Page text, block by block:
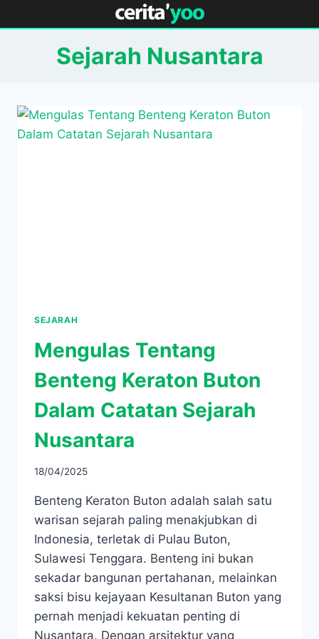
to
Sejarah Nusantara
SEJARAH
Mengulas Tentang
Benteng Keraton Buton
Dalam Catatan Sejarah
Nusantara
18/04/2025
Benteng Keraton Buton adalah salah satu
warisan sejarah paling menakjubkan di
Indonesia, terletak di Pulau Buton,
Sulawesi Tenggara. Benteng ini bukan
sekadar bangunan pertahanan, melainkan
saksi bisu kejayaan Kesultanan Buton yang
pernah menjadi kekuatan penting di
Nusantara. Dengan arsitektur yang